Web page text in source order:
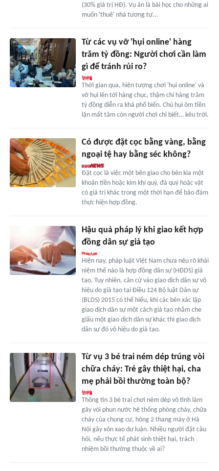
(30% giá trị HĐ). Vụ án là bài học cho những ai
muốn 'thuê' nhà tương tự...
Từ các vụ vỡ 'hụi online' hàng
trăm tỷ đồng: Người chơi cần làm
gì để tránh rủi ro?
Thời gian qua, hiện tượng chơi 'hụi online' và
vỡ hụi lên tới hàng chục, thậm chí hàng trăm
tỷ đồng diễn ra khá phổ biến. Chủ hụi ôm tiền
lặn mất tăm còn người chơi chỉ biết… kêu trời.
Có được đặt cọc bằng vàng, bằng
ngoại tệ hay bằng séc không?
Đặt cọc là việc một bên giao cho bên kia một
khoản tiền hoặc kim khí quý, đá quý hoặc vật
có giá trị khác trong một thời hạn để bảo đảm
thực hiện hợp đồng.
Hậu quả pháp lý khi giao kết hợp
đồng dân sự giả tạo
Hiện nay, pháp luật Việt Nam chưa nêu rõ khái
niệm thế nào là hợp đồng dân sự (HĐDS) giả
tạo. Tuy nhiên, căn cứ vào giao dịch dân sự vô
hiệu do giả tạo tại Điều 124 Bộ luật Dân sự
(BLDS) 2015 có thể hiểu, khi các bên xác lập
giao dịch dân sự một cách giả tạo nhằm che
giấu một giao dịch dân sự khác thì giao dịch
dân sự đó vô hiệu do giả tạo.
Từ vụ 3 bé trai ném dép trúng vòi
chữa cháy: Trẻ gây thiệt hại, cha
mẹ phải bồi thường toàn bộ?
Thông tin 3 bé trai chơi ném dép vô tình làm
gãy vòi phun nước hệ thống phòng cháy, chữa
cháy của chung cư, hỏng 2 thang máy ở Hà
Nội gây xôn xao dư luận. Nhiều người đặt câu
hỏi, nếu thực tế phát sinh thiệt hại, trách
nhiệm bồi thường thuộc về ai?